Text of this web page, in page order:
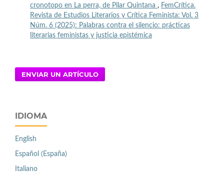
cronotopo en La perra, de Pilar Quintana , FemCrítica.
Revista de Estudios Literarios y Crítica Feminista: Vol. 3
Núm. 6 (2025): Palabras contra el silencio: prácticas
literarias feministas y justicia epistémica
ENVIAR UN ARTÍCULO
IDIOMA
English
Español (España)
Italiano